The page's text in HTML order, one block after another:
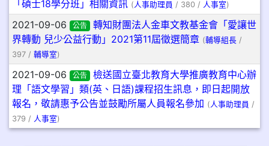
「碩士18學分班」相關資訊 ( 人事助理員 / 380 / 人事室)
2021-09-06 公告
轉知財團法人金車文教基金會「愛讓世
界轉動 兒少公益行動」2021第11屆徵選簡章 (輔導組長 /
397 / 輔導室)
2021-09-06 公告
檢送國立臺北教育大學推廣教育中心辦
理「語文學習」類(英、日語)課程招生訊息，即日起開放
報名，敬請惠予公告並鼓勵所屬人員報名參加 ( 人事助理員 /
379 / 人事室)